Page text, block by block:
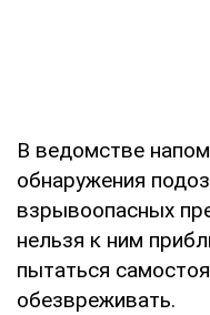
В ведомстве
обнаружения
взрывоопасных
нельзя к ним
пытаться
обезвреживать.